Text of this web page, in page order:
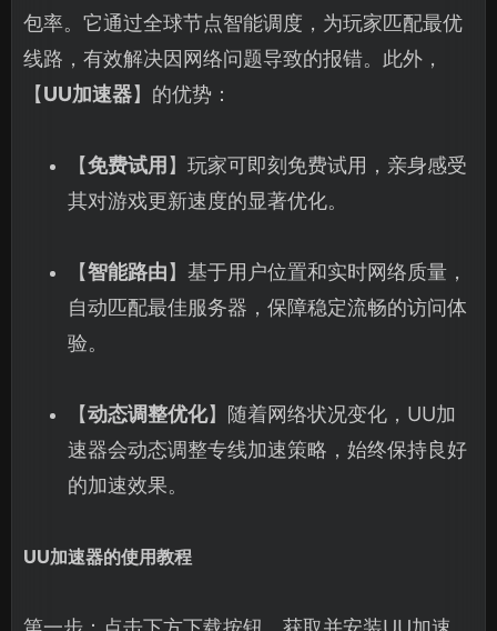
包率。它通过全球节点智能调度，为玩家匹配最优
线路，有效解决因网络问题导致的报错。此外，
【UU加速器】的优势：
【免费试用】玩家可即刻免费试用，亲身感受
其对游戏更新速度的显著优化。
【智能路由】基于用户位置和实时网络质量，
自动匹配最佳服务器，保障稳定流畅的访问体
验。
【动态调整优化】随着网络状况变化，UU加
速器会动态调整专线加速策略，始终保持良好
的加速效果。
UU加速器的使用教程